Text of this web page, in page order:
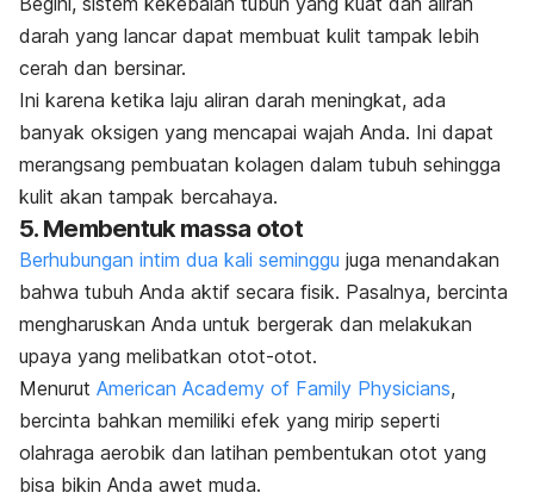
darah yang lancar dapat membuat kulit tampak lebih
cerah dan bersinar.
Ini karena ketika laju aliran darah meningkat, ada
banyak oksigen yang mencapai wajah Anda. Ini dapat
merangsang pembuatan kolagen dalam tubuh sehingga
kulit akan tampak bercahaya.
5. Membentuk massa otot
Berhubungan intim dua kali seminggu juga menandakan
bahwa tubuh Anda aktif secara fisik. Pasalnya, bercinta
mengharuskan Anda untuk bergerak dan melakukan
upaya yang melibatkan otot-otot.
Menurut American Academy of Family Physicians,
bercinta bahkan memiliki efek yang mirip seperti
olahraga aerobik dan latihan pembentukan otot yang
bisa bikin Anda awet muda.